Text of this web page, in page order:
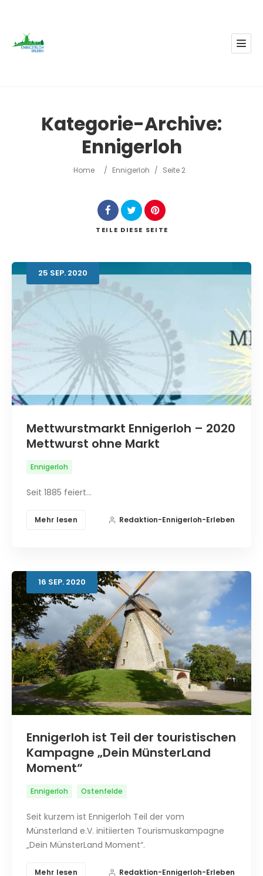
Kategorie-Archive:
Ennigerloh
Home / Ennigerloh / Seite 2
TEILE DIESE SEITE
25 SEP. 2020
Mettwurstmarkt Ennigerloh – 2020
Mettwurst ohne Markt
Ennigerloh
Seit 1885 feiert…
Mehr lesen Redaktion-Ennigerloh-Erleben
16 SEP. 2020
Ennigerloh ist Teil der touristischen
Kampagne „Dein MünsterLand
Moment“
Ennigerloh Ostenfelde
Seit kurzem ist Ennigerloh Teil der vom
Münsterland e.V. initiierten Tourismuskampagne
„Dein MünsterLand Moment“.
Mehr lesen Redaktion-Ennigerloh-Erleben